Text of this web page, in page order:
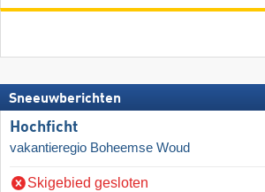
Sneeuwberichten
Hochficht
vakantieregio Boheemse Woud
Skigebied gesloten